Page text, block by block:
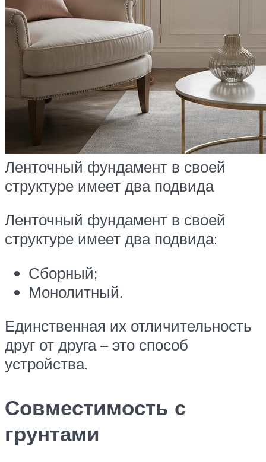
Ленточный фундамент в своей
структуре имеет два подвида
Ленточный фундамент в своей
структуре имеет два подвида:
Сборный;
Монолитный.
Единственная их отличительность
друг от друга – это способ
устройства.
Совместимость с
грунтами